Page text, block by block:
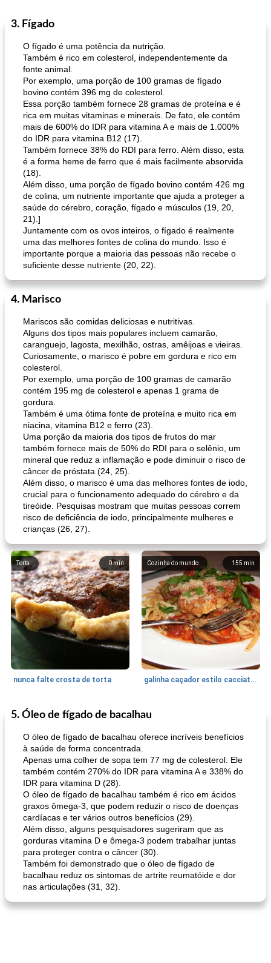
3. Fígado
O fígado é uma potência da nutrição.
Também é rico em colesterol, independentemente da
fonte animal.
Por exemplo, uma porção de 100 gramas de fígado
bovino contém 396 mg de colesterol.
Essa porção também fornece 28 gramas de proteína e é
rica em muitas vitaminas e minerais. De fato, ele contém
mais de 600% do IDR para vitamina A e mais de 1.000%
do IDR para vitamina B12 (17).
Também fornece 38% do RDI para ferro. Além disso, esta
é a forma heme de ferro que é mais facilmente absorvida
(18).
Além disso, uma porção de fígado bovino contém 426 mg
de colina, um nutriente importante que ajuda a proteger a
saúde do cérebro, coração, fígado e músculos (19, 20,
21).]
Juntamente com os ovos inteiros, o fígado é realmente
uma das melhores fontes de colina do mundo. Isso é
importante porque a maioria das pessoas não recebe o
suficiente desse nutriente (20, 22).
4. Marisco
Mariscos são comidas deliciosas e nutritivas.
Alguns dos tipos mais populares incluem camarão,
caranguejo, lagosta, mexilhão, ostras, amêijoas e vieiras.
Curiosamente, o marisco é pobre em gordura e rico em
colesterol.
Por exemplo, uma porção de 100 gramas de camarão
contém 195 mg de colesterol e apenas 1 grama de
gordura.
Também é uma ótima fonte de proteína e muito rica em
niacina, vitamina B12 e ferro (23).
Uma porção da maioria dos tipos de frutos do mar
também fornece mais de 50% do RDI para o selênio, um
mineral que reduz a inflamação e pode diminuir o risco de
câncer de próstata (24, 25).
Além disso, o marisco é uma das melhores fontes de iodo,
crucial para o funcionamento adequado do cérebro e da
tireóide. Pesquisas mostram que muitas pessoas correm
risco de deficiência de iodo, principalmente mulheres e
crianças (26, 27).
0min
Torta
nunca falte crosta de torta
155 min
Cozinha do mundo
galinha caçador estilo cacciatore
1470min
Feriados e Eventos
queijo festivo mergulho 'slaw'
Punch Beverage
perfurador de romã temperada
5. Óleo de fígado de bacalhau
O óleo de fígado de bacalhau oferece incríveis benefícios
à saúde de forma concentrada.
Apenas uma colher de sopa tem 77 mg de colesterol. Ele
também contém 270% do IDR para vitamina A e 338% do
IDR para vitamina D (28).
O óleo de fígado de bacalhau também é rico em ácidos
graxos ômega-3, que podem reduzir o risco de doenças
cardíacas e ter vários outros benefícios (29).
Além disso, alguns pesquisadores sugeriram que as
gorduras vitamina D e ômega-3 podem trabalhar juntas
para proteger contra o câncer (30).
Também foi demonstrado que o óleo de fígado de
bacalhau reduz os sintomas de artrite reumatóide e dor
nas articulações (31, 32).